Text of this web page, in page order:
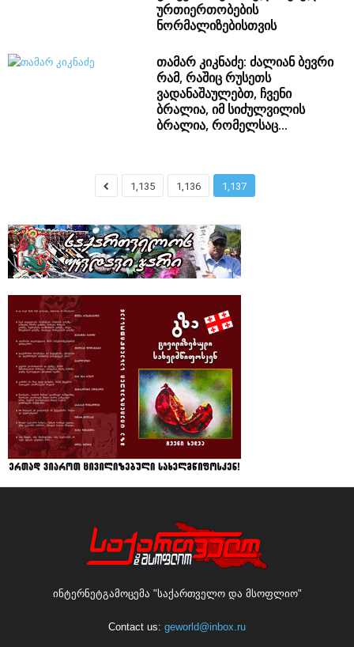
ურთიერთობების
ნორმალიზებისთვის
თამარ კიკნაძე: ძალიან ბევრი
რამ, რაშიც რუსეთს
ვადანაშაულებთ, ჩვენი
ბრალია, იმ სიძულვილის
ბრალია, რომელსაც...
1,135 1,136 1,137
ინტერნეტგამოცემა "საქართველო და მსოფლიო"
Contact us: geworld@inbox.ru